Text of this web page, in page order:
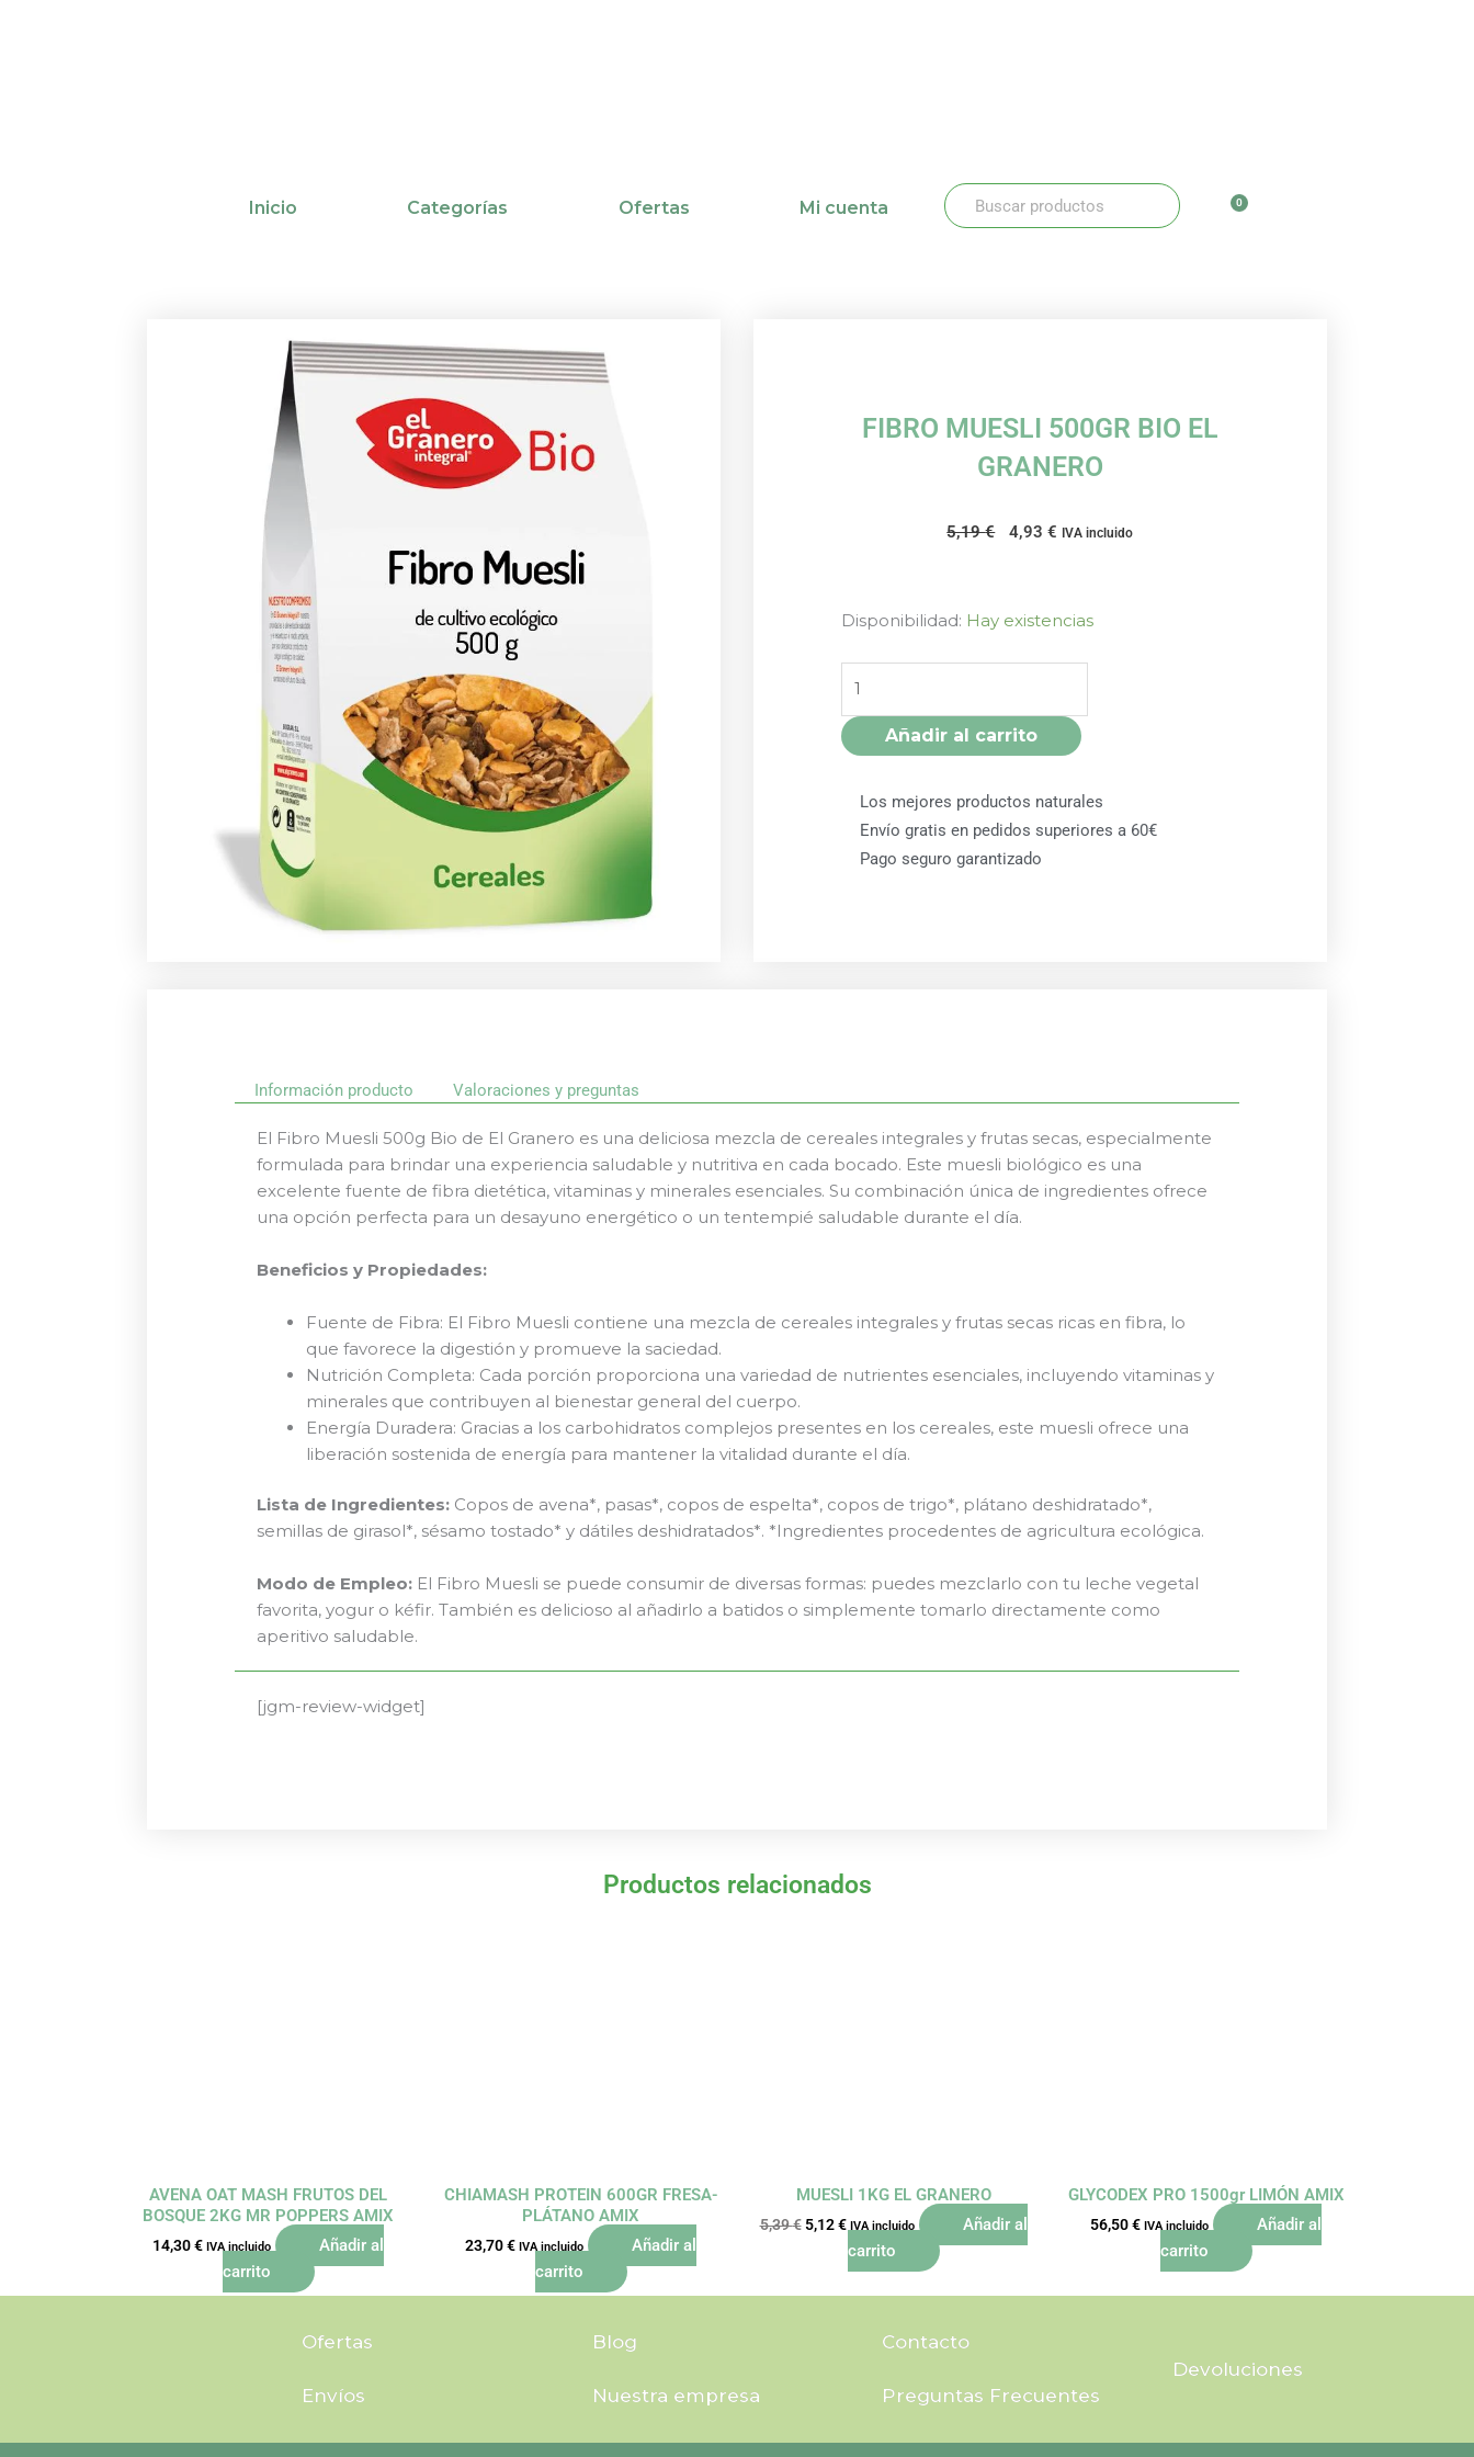
Inicio Categorías Ofertas Mi cuenta
Buscar
Buscar 0
Carrito
FIBRO MUESLI 500GR BIO EL
GRANERO
5,19€
El
4,93€ El
IVA incluido
Disponibilidad: Hay existencias
FIBRO
BIO
EL
GRANERO
Añadir al carrito
Los mejores productos naturales
Envío gratis en pedidos superiores a 60€
Pago seguro garantizado
Información producto Valoraciones y preguntas
El Fibro Muesli 500g Bio de El Granero es una deliciosa mezcla de cereales integrales y frutas secas, especialmente
formulada para brindar una experiencia saludable y nutritiva en cada bocado. Este muesli biológico es una
excelente fuente de fibra dietética, vitaminas y minerales esenciales. Su combinación única de ingredientes ofrece
una opción perfecta para un desayuno energético o un tentempié saludable durante el día.
Beneficios y Propiedades:
Fuente de Fibra: El Fibro Muesli contiene una mezcla de cereales integrales y frutas secas ricas en fibra, lo
que favorece la digestión y promueve la saciedad.
Nutrición Completa: Cada porción proporciona una variedad de nutrientes esenciales, incluyendo vitaminas y
minerales que contribuyen al bienestar general del cuerpo.
Energía Duradera: Gracias a los carbohidratos complejos presentes en los cereales, este muesli ofrece una
liberación sostenida de energía para mantener la vitalidad durante el día.
Lista de Ingredientes: Copos de avena*, pasas*, copos de espelta*, copos de trigo*, plátano deshidratado*,
semillas de girasol*, sésamo tostado* y dátiles deshidratados*. *Ingredientes procedentes de agricultura ecológica.
Modo de Empleo: El Fibro Muesli se puede consumir de diversas formas: puedes mezclarlo con tu leche vegetal
favorita, yogur o kéfir. También es delicioso al añadirlo a batidos o simplemente tomarlo directamente como
aperitivo saludable.
[jgm-review-widget]
Productos relacionados
AVENA OAT MASH FRUTOS DEL
BOSQUE 2KG MR POPPERS AMIX
14,30€ IVA incluido
Añadir al
carrito
CHIAMASH PROTEIN 600GR FRESA-
PLÁTANO AMIX
23,70€ IVA incluido
Añadir al
carrito
MUESLI 1KG EL GRANERO
5,39€ 5,12€ IVA incluido
Añadir al
carrito
GLYCODEX PRO 1500gr LIMÓN AMIX
56,50€ IVA incluido
Añadir al
carrito
Ofertas
Envíos
Blog
Nuestra empresa
Contacto
Preguntas Frecuentes
Devoluciones